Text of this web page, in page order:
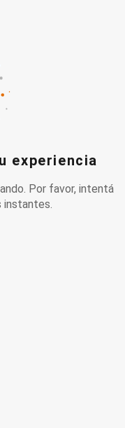
experiencia
Por favor, intentá
instantes.